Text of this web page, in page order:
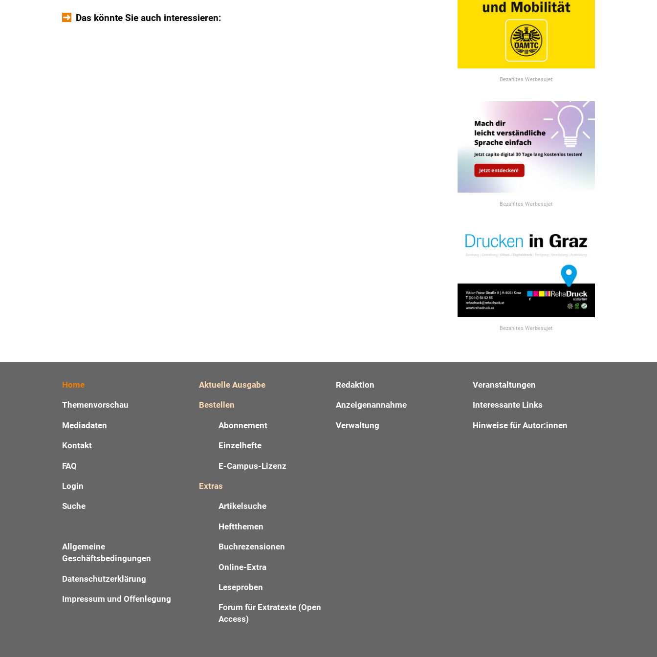
Das könnte Sie auch interessieren:
Bezahltes Werbesujet
Bezahltes Werbesujet
Bezahltes Werbesujet
Home
Themenvorschau
Mediadaten
Kontakt
FAQ
Login
Suche
Allgemeine
Geschäftsbedingungen
Datenschutzerklärung
Impressum und Offenlegung
Aktuelle Ausgabe
Bestellen
Abonnement
Einzelhefte
E-Campus-Lizenz
Extras
Artikelsuche
Heftthemen
Buchrezensionen
Online-Extra
Leseproben
Forum für Extratexte (Open
Access)
Redaktion
Anzeigenannahme
Verwaltung
Veranstaltungen
Interessante Links
Hinweise für Autor:innen